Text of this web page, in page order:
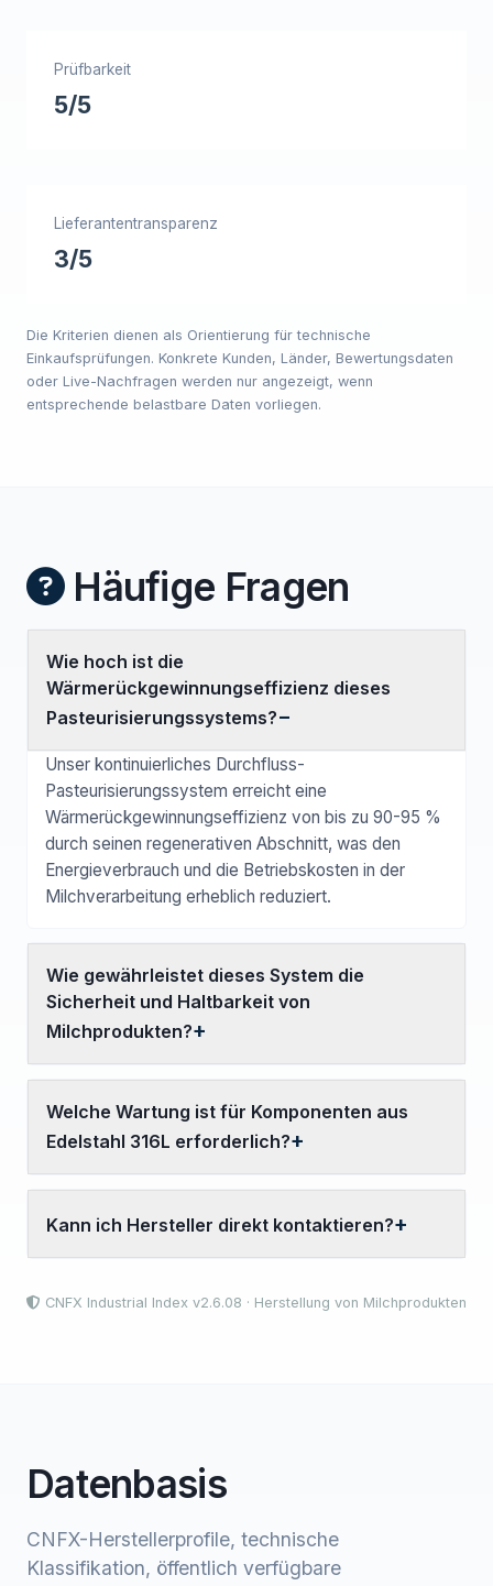
Prüfbarkeit
5/5
Lieferantentransparenz
3/5
Die Kriterien dienen als Orientierung für technische
Einkaufsprüfungen. Konkrete Kunden, Länder, Bewertungsdaten
oder Live-Nachfragen werden nur angezeigt, wenn
entsprechende belastbare Daten vorliegen.
Häufige Fragen
Wie hoch ist die
Wärmerückgewinnungseffizienz dieses
Pasteurisierungssystems?
Unser kontinuierliches Durchfluss-
Pasteurisierungssystem erreicht eine
Wärmerückgewinnungseffizienz von bis zu 90-95 %
durch seinen regenerativen Abschnitt, was den
Energieverbrauch und die Betriebskosten in der
Milchverarbeitung erheblich reduziert.
Wie gewährleistet dieses System die
Sicherheit und Haltbarkeit von
Milchprodukten?
Welche Wartung ist für Komponenten aus
Edelstahl 316L erforderlich?
Kann ich Hersteller direkt kontaktieren?
CNFX Industrial Index v2.6.08 · Herstellung von Milchprodukten
Datenbasis
CNFX-Herstellerprofile, technische
Klassifikation, öffentlich verfügbare